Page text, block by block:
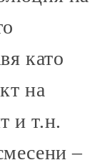
като
на
и т.н.
–